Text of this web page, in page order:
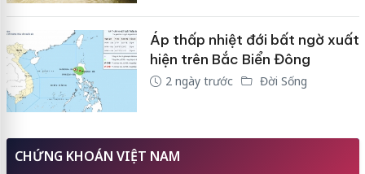
Áp thấp nhiệt đới bất ngờ xuất
hiện trên Bắc Biển Đông
2 ngày trước Đời Sống
CHỨNG KHOÁN VIỆT NAM